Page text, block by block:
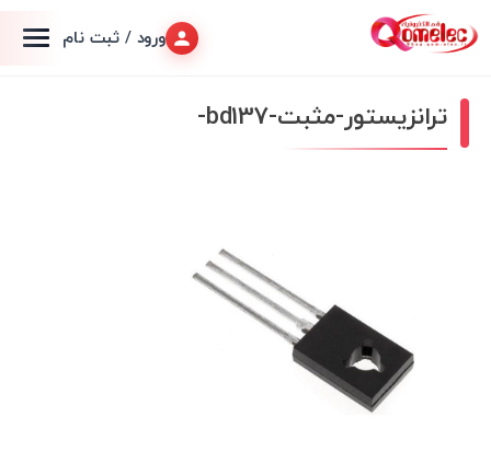
ورود / ثبت نام
ترانزیستور-مثبت-bd137-